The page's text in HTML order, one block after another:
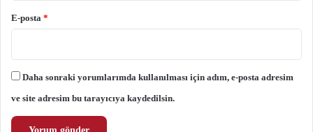
E-posta *
Daha sonraki yorumlarımda kullanılması için adım, e-posta adresim
ve site adresim bu tarayıcıya kaydedilsin.